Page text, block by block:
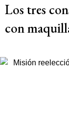
Los tres
con